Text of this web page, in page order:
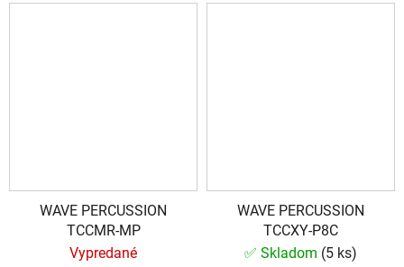
WAVE PERCUSSION
TCCMR-MP
Vypredané
WAVE PERCUSSION
TCCXY-P8C
✅ Skladom (5 ks)